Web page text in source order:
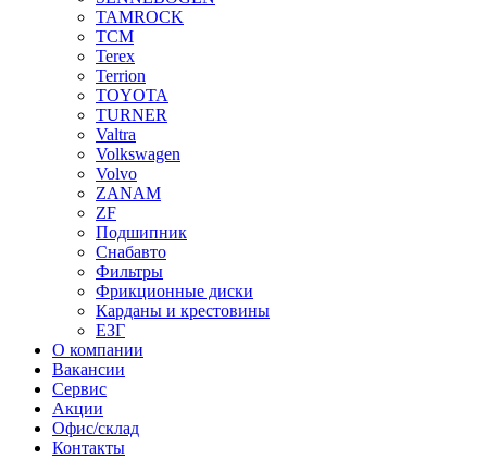
TAMROCK
TCM
Terex
Terrion
TOYOTA
TURNER
Valtra
Volkswagen
Volvo
ZANAM
ZF
Подшипник
Снабавто
Фильтры
Фрикционные диски
Карданы и крестовины
ЕЗГ
О компании
Вакансии
Сервис
Акции
Офис/склад
Контакты